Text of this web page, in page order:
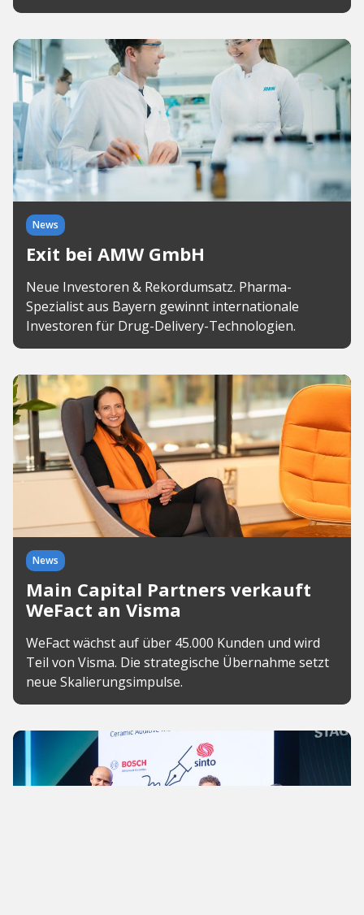
News
Exit bei AMW GmbH
Neue Investoren & Rekordumsatz. Pharma-
Spezialist aus Bayern gewinnt internationale
Investoren für Drug-Delivery-Technologien.
News
Main Capital Partners verkauft
WeFact an Visma
WeFact wächst auf über 45.000 Kunden und wird
Teil von Visma. Die strategische Übernahme setzt
neue Skalierungsimpulse.